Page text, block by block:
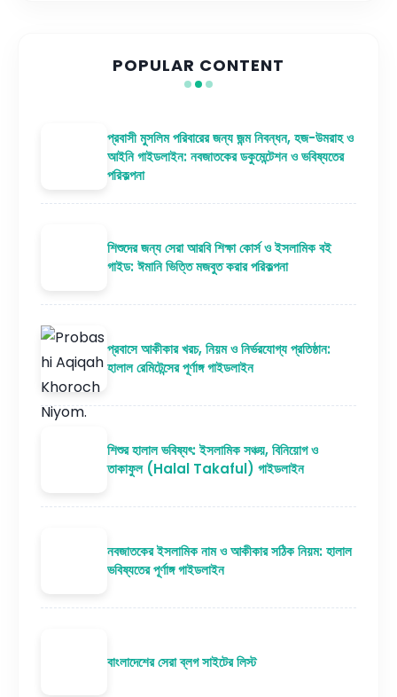
POPULAR CONTENT
প্রবাসী মুসলিম পরিবারের জন্য জন্ম নিবন্ধন, হজ-উমরাহ ও
আইনি গাইডলাইন: নবজাতকের ডকুমেন্টেশন ও ভবিষ্যতের
পরিকল্পনা
শিশুদের জন্য সেরা আরবি শিক্ষা কোর্স ও ইসলামিক বই
গাইড: ঈমানি ভিত্তি মজবুত করার পরিকল্পনা
প্রবাসে আকীকার খরচ, নিয়ম ও নির্ভরযোগ্য প্রতিষ্ঠান:
হালাল রেমিটেন্সের পূর্ণাঙ্গ গাইডলাইন
শিশুর হালাল ভবিষ্যৎ: ইসলামিক সঞ্চয়, বিনিয়োগ ও
তাকাফুল (Halal Takaful) গাইডলাইন
নবজাতকের ইসলামিক নাম ও আকীকার সঠিক নিয়ম: হালাল
ভবিষ্যতের পূর্ণাঙ্গ গাইডলাইন
বাংলাদেশের সেরা ব্লগ সাইটের লিস্ট